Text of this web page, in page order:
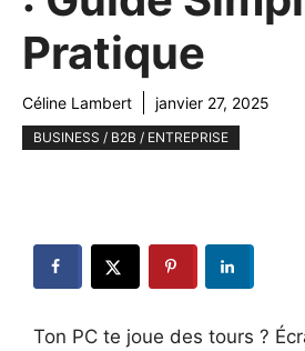
Pratique
Céline Lambert janvier 27, 2025
BUSINESS / B2B / ENTREPRISE
Ton PC te joue des tours ?